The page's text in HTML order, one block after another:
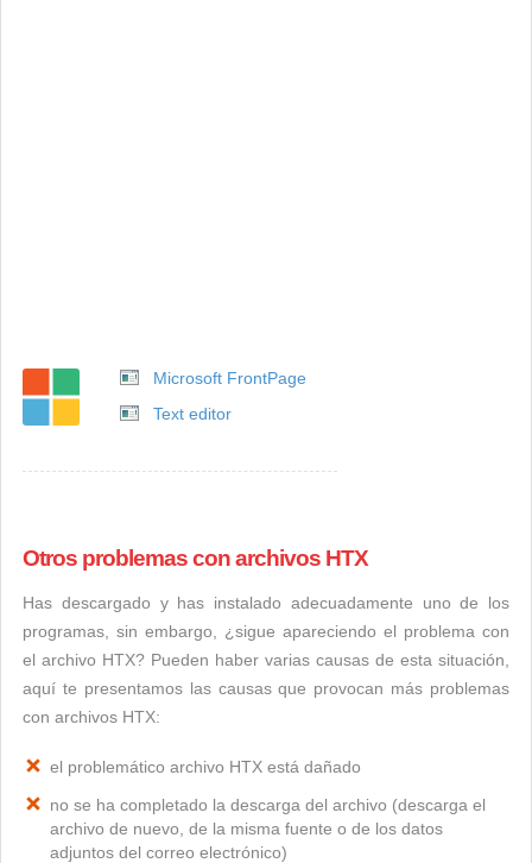
Microsoft FrontPage
Text editor
Otros problemas con archivos HTX
Has descargado y has instalado adecuadamente uno de los
programas, sin embargo, ¿sigue apareciendo el problema con
el archivo HTX? Pueden haber varias causas de esta situación,
aquí te presentamos las causas que provocan más problemas
con archivos HTX:
el problemático archivo HTX está dañado
no se ha completado la descarga del archivo (descarga el
archivo de nuevo, de la misma fuente o de los datos
adjuntos del correo electrónico)